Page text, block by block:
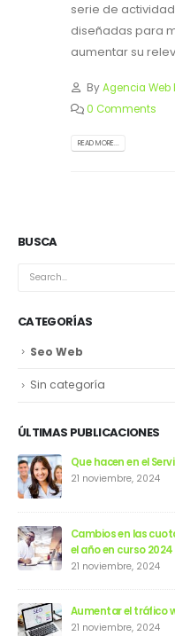
serie de
diseñadas para
aumentar su
ByAgencia Web
0 Comments
READ MORE...
BUSCA
CATEGORÍAS
Seo Web
Sin categoría
ÚLTIMAS PUBLICACIONES
Que hacen en el
21 noviembre, 2024
Cambios en las
el año en curso 2024
21 noviembre, 2024
Aumentar el tráfico
21 noviembre, 2024